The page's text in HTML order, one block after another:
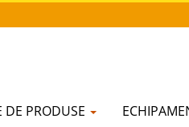
DE PRODUSE